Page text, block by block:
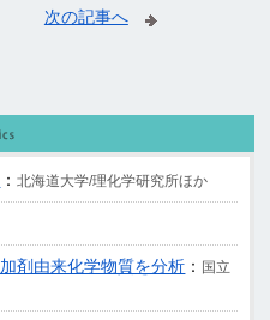
次の記事へ
：北海道大学/理化学研究所ほか
剤由来化学物質を分析 ： 国立